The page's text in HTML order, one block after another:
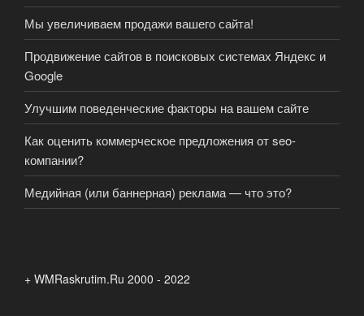
Мы увеличиваем продажи вашего сайта!
Продвижение сайтов в поисковых системах Яндекс и
Google
Улучшим поведенческие факторы на вашем сайте
Как оценить коммерческое предложения от seo-
компании?
Медийная (или баннерная) реклама — что это?
+ WMRaskrutim.Ru 2000 - 2022